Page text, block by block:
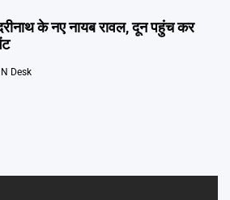
के नए नायब रावल, दून पहुंच कर
Desk